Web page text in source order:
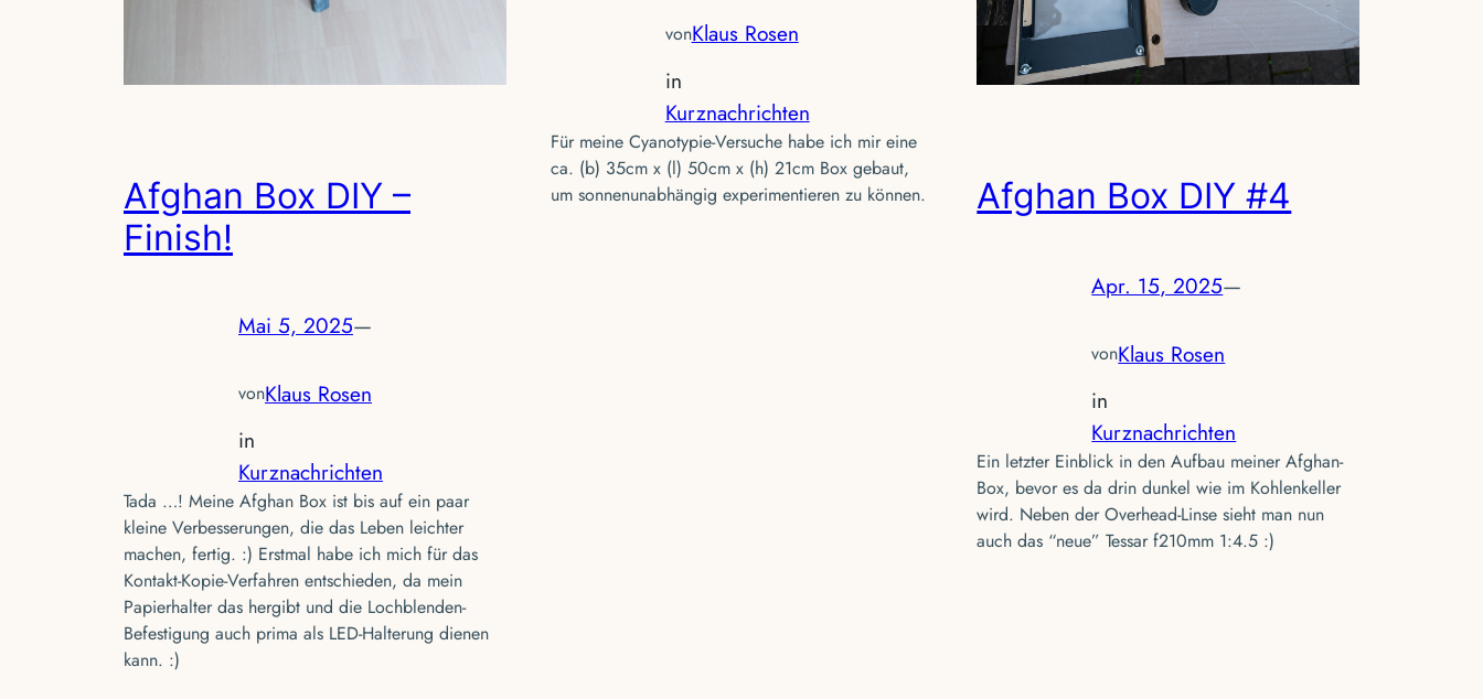
Afghan Box DIY –
Finish!
Mai 5, 2025—
vonKlaus Rosen
in
Kurznachrichten
Tada …! Meine Afghan Box ist bis auf ein paar
kleine Verbesserungen, die das Leben leichter
machen, fertig. :) Erstmal habe ich mich für das
Kontakt-Kopie-Verfahren entschieden, da mein
Papierhalter das hergibt und die Lochblenden-
Befestigung auch prima als LED-Halterung dienen
kann. :)
vonKlaus Rosen
in
Kurznachrichten
Für meine Cyanotypie-Versuche habe ich mir eine
ca. (b) 35cm x (l) 50cm x (h) 21cm Box gebaut,
um sonnenunabhängig experimentieren zu können.
Afghan Box DIY #4
Apr. 15, 2025—
vonKlaus Rosen
in
Kurznachrichten
Ein letzter Einblick in den Aufbau meiner Afghan-
Box, bevor es da drin dunkel wie im Kohlenkeller
wird. Neben der Overhead-Linse sieht man nun
auch das “neue” Tessar f210mm 1:4.5 :)